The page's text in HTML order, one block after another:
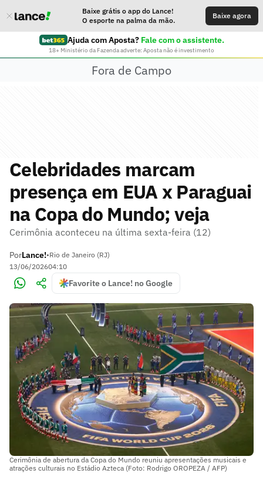
Baixe grátis o app do Lance!
O esporte na palma da mão.
Baixe agora
Ajuda com Aposta? Fale com o assistente.
18+ Ministério da Fazenda adverte: Aposta não é investimento
Fora de Campo
Celebridades marcam
presença em EUA x Paraguai
na Copa do Mundo; veja
Cerimônia aconteceu na última sexta-feira (12)
PorLance!•Rio de Janeiro (RJ)
13/06/202604:10
Favorite o Lance! no Google
Cerimônia de abertura da Copa do Mundo reuniu apresentações musicais e
atrações culturais no Estádio Azteca (Foto: Rodrigo OROPEZA / AFP)